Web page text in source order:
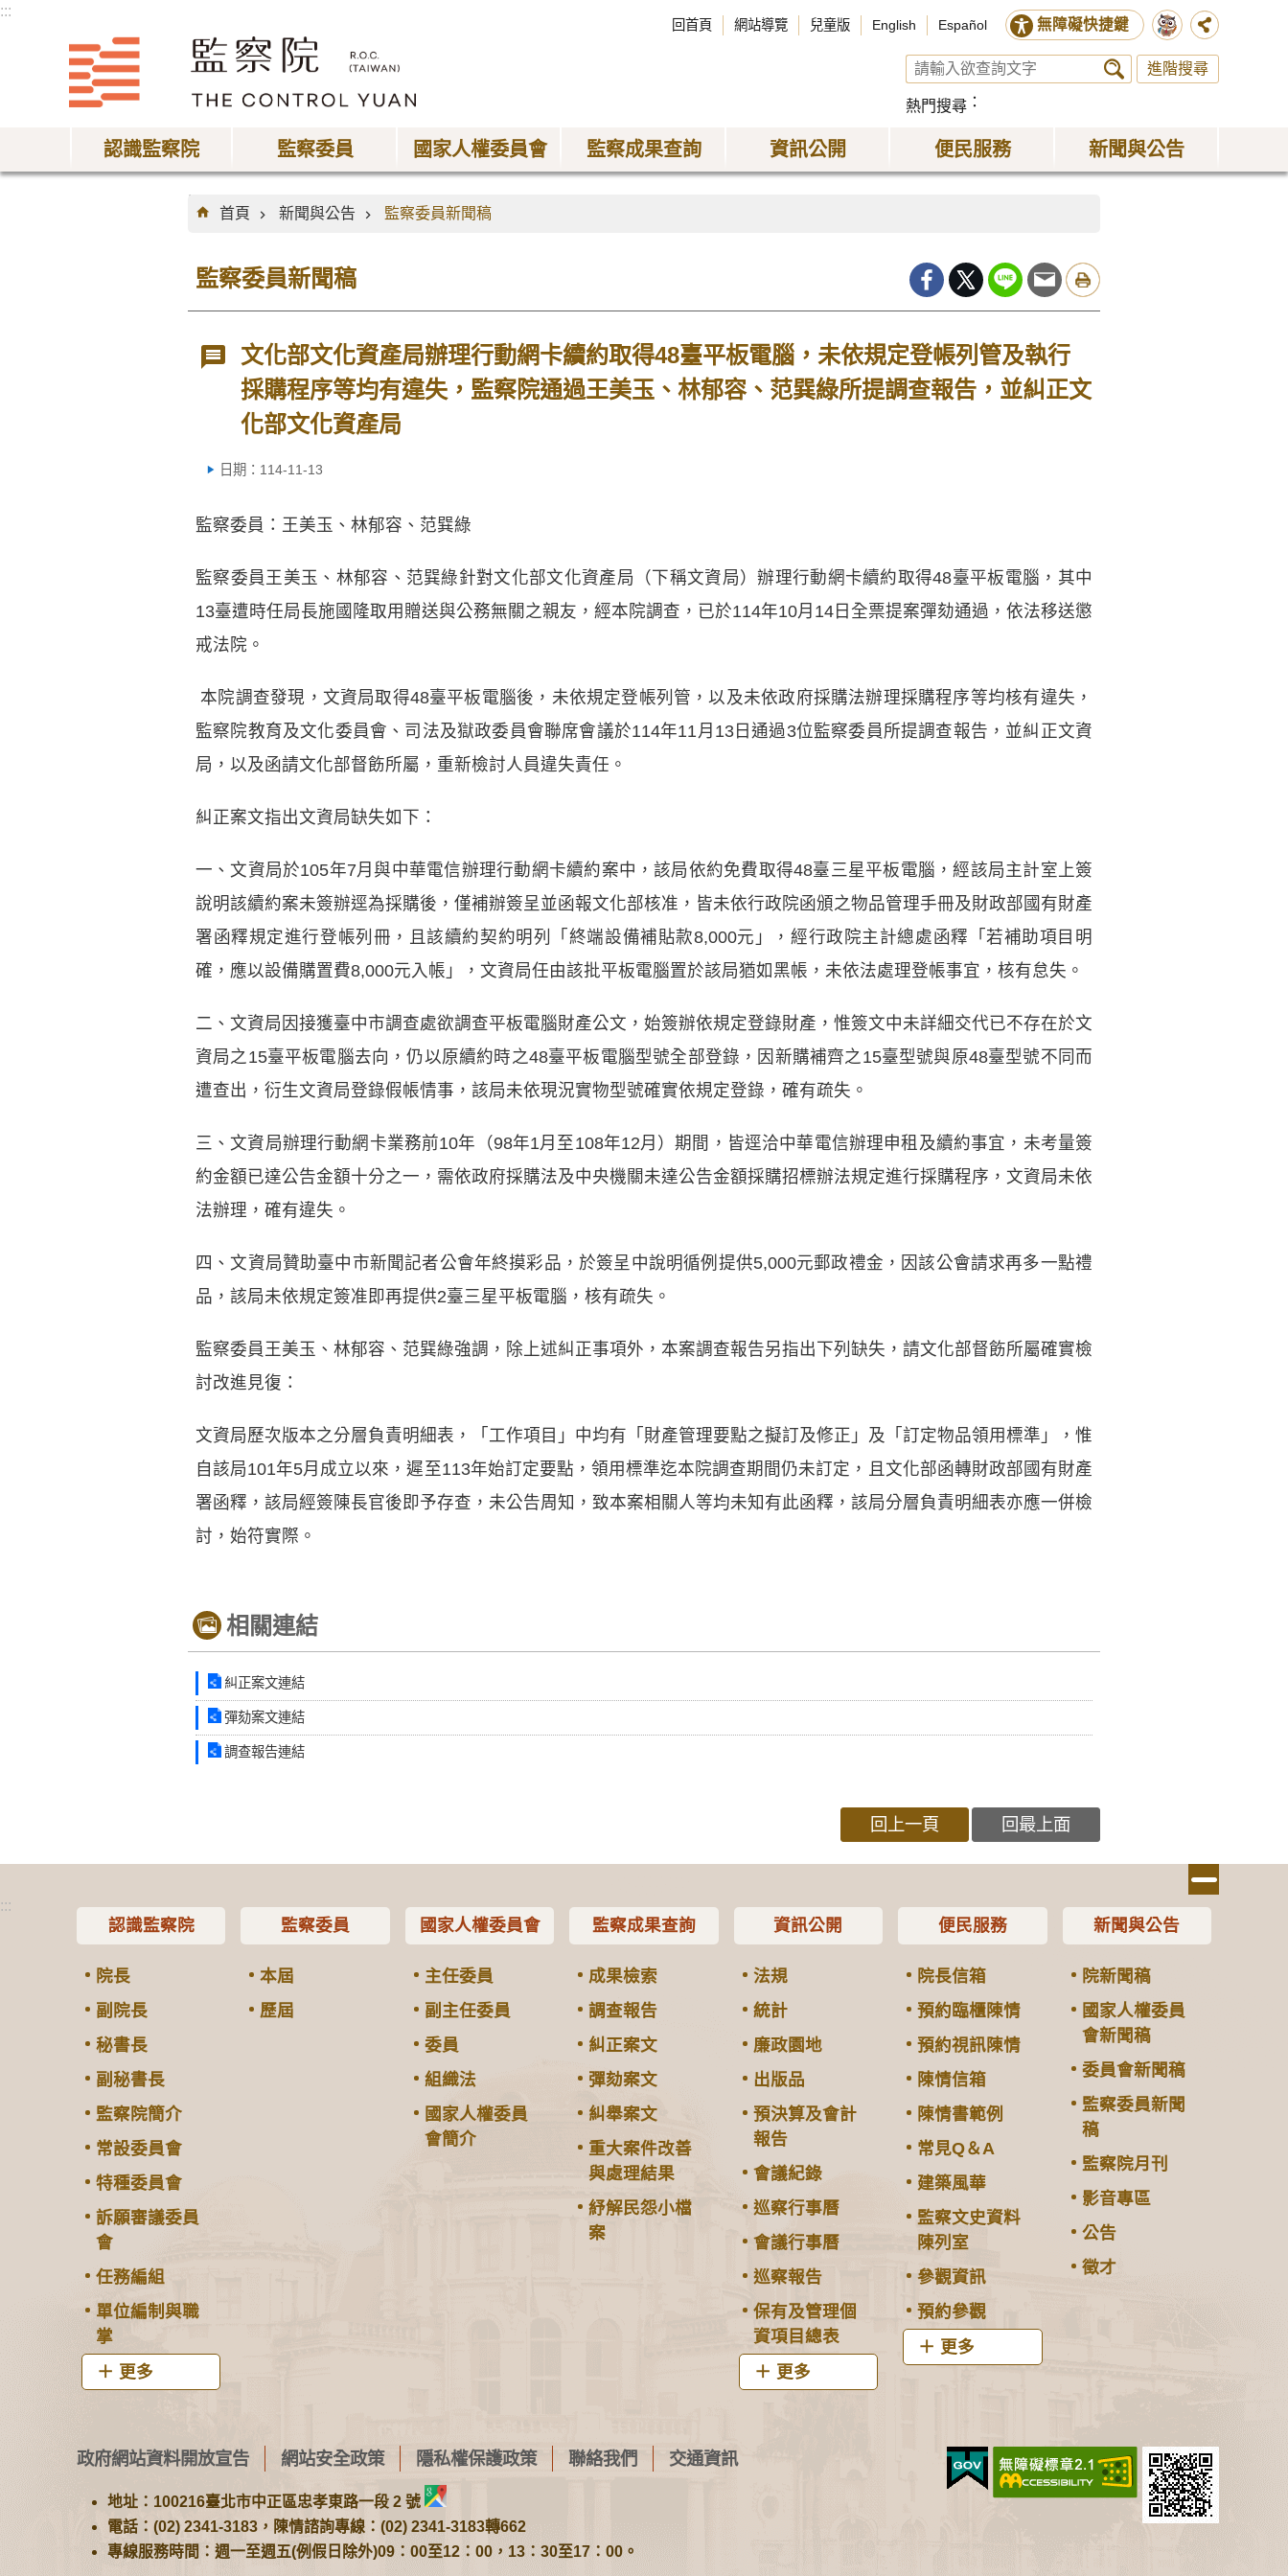
:::
回首頁 網站導覽 兒童版 English Español 無障礙快捷鍵
進階搜尋
熱門搜尋
認識監察院 監察委員 國家人權委員會 監察成果查詢 資訊公開 便民服務 新聞與公告
:::
首頁
新聞與公告 監察委員新聞稿
監察委員新聞稿
文化部文化資產局辦理行動網卡續約取得48臺平板電腦，未依規定登帳列管及執行
採購程序等均有違失，監察院通過王美玉、林郁容、范巽綠所提調查報告，並糾正文
化部文化資產局
日期：114-11-13
監察委員：王美玉、林郁容、范巽綠
監察委員王美玉、林郁容、范巽綠針對文化部文化資產局（下稱文資局）辦理行動網卡續約取得48臺平板電腦，其中
13臺遭時任局長施國隆取用贈送與公務無關之親友，經本院調查，已於114年10月14日全票提案彈劾通過，依法移送懲
戒法院。
本院調查發現，文資局取得48臺平板電腦後，未依規定登帳列管，以及未依政府採購法辦理採購程序等均核有違失，
監察院教育及文化委員會、司法及獄政委員會聯席會議於114年11月13日通過3位監察委員所提調查報告，並糾正文資
局，以及函請文化部督飭所屬，重新檢討人員違失責任。
糾正案文指出文資局缺失如下：
一、文資局於105年7月與中華電信辦理行動網卡續約案中，該局依約免費取得48臺三星平板電腦，經該局主計室上簽
說明該續約案未簽辦逕為採購後，僅補辦簽呈並函報文化部核准，皆未依行政院函頒之物品管理手冊及財政部國有財產
署函釋規定進行登帳列冊，且該續約契約明列「終端設備補貼款8,000元」，經行政院主計總處函釋「若補助項目明
確，應以設備購置費8,000元入帳」，文資局任由該批平板電腦置於該局猶如黑帳，未依法處理登帳事宜，核有怠失。
二、文資局因接獲臺中市調查處欲調查平板電腦財產公文，始簽辦依規定登錄財產，惟簽文中未詳細交代已不存在於文
資局之15臺平板電腦去向，仍以原續約時之48臺平板電腦型號全部登錄，因新購補齊之15臺型號與原48臺型號不同而
遭查出，衍生文資局登錄假帳情事，該局未依現況實物型號確實依規定登錄，確有疏失。
三、文資局辦理行動網卡業務前10年（98年1月至108年12月）期間，皆逕洽中華電信辦理申租及續約事宜，未考量簽
約金額已達公告金額十分之一，需依政府採購法及中央機關未達公告金額採購招標辦法規定進行採購程序，文資局未依
法辦理，確有違失。
四、文資局贊助臺中市新聞記者公會年終摸彩品，於簽呈中說明循例提供5,000元郵政禮金，因該公會請求再多一點禮
品，該局未依規定簽准即再提供2臺三星平板電腦，核有疏失。
監察委員王美玉、林郁容、范巽綠強調，除上述糾正事項外，本案調查報告另指出下列缺失，請文化部督飭所屬確實檢
討改進見復：
文資局歷次版本之分層負責明細表，「工作項目」中均有「財產管理要點之擬訂及修正」及「訂定物品領用標準」，惟
自該局101年5月成立以來，遲至113年始訂定要點，領用標準迄本院調查期間仍未訂定，且文化部函轉財政部國有財產
署函釋，該局經簽陳長官後即予存查，未公告周知，致本案相關人等均未知有此函釋，該局分層負責明細表亦應一併檢
討，始符實際。
相關連結
糾正案文連結
彈劾案文連結
調查報告連結
回上一頁 回最上面
:::
認識監察院
院長
副院長
秘書長
副秘書長
監察院簡介
常設委員會
特種委員會
訴願審議委員
會
任務編組
單位編制與職
掌
更多
監察委員
本屆
歷屆
國家人權委員會
主任委員
副主任委員
委員
組織法
國家人權委員
會簡介
監察成果查詢
成果檢索
調查報告
糾正案文
彈劾案文
糾舉案文
重大案件改善
與處理結果
紓解民怨小檔
案
資訊公開
法規
統計
廉政園地
出版品
預決算及會計
報告
會議紀錄
巡察行事曆
會議行事曆
巡察報告
保有及管理個
資項目總表
更多
便民服務
院長信箱
預約臨櫃陳情
預約視訊陳情
陳情信箱
陳情書範例
常見Q＆A
建築風華
監察文史資料
陳列室
參觀資訊
預約參觀
更多
新聞與公告
院新聞稿
國家人權委員
會新聞稿
委員會新聞稿
監察委員新聞
稿
監察院月刊
影音專區
公告
徵才
政府網站資料開放宣告 網站安全政策 隱私權保護政策 聯絡我們 交通資訊
地址：100216臺北市中正區忠孝東路一段 2 號
電話：(02) 2341-3183，陳情諮詢專線：(02) 2341-3183轉662
專線服務時間：週一至週五(例假日除外)09：00至12：00，13：30至17：00。